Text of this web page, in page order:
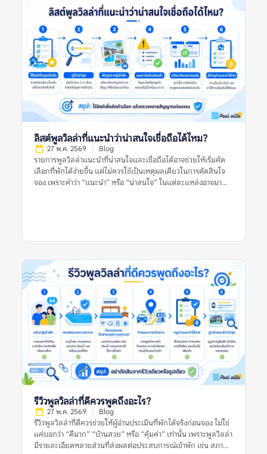
ลิสต์พูลวิลล่าที่แนะนำว่าน่าสนใจเชื่อถือได้ไหม?
27 พ.ค. 2569 Blog
รายการพูลวิลล่าแนะนำที่น่าสนใจและเชื่อถือได้อาจช่วยให้เริ่มคัด
เลือกที่พักได้ง่ายขึ้น แต่ไม่ควรใช้เป็นเหตุผลเดียวในการตัดสินใจ
จอง เพราะคำว่า “แนะนำ” หรือ “น่าสนใจ” ในแต่ละแหล่งอาจมา
จากผู้เข้าพัก ข้อร้องเรียนซ้ำ กฎบ้าน ค่าใช้จ่ายเพิ่มเติม และข้อมูล
หรือรูปเดียว เพราะพูลวิลล่าที่เหมาะกับคนหนึ่งอาจไม่เหมาะกับอีก
กลุ่มหนึ่งเสมอไป รายการพูลวิลล่าแนะนำที่น่าสนใจและเชื่อถือได้
หมายถึงอะไร? รายการพูลวิลล่าแนะนำที่น่าสนใจและเชื่อถือได้
หมายถึงรายชื่อที่พักพูลวิลล่าที่ถูกนำเสนอว่าเหมาะแก่การพิจารณา
โดยอาจคัดจากทำเล ราคา ความนิยม รูปภาพ รีวิว สิ่งอำนวยความ
สะดวก หรือความเหมาะสมกับกลุ่มผู้เข้าพักบางประเภท อย่างไร
ก็ตาม คำว่า “แนะนำ” ไม่ได้แปลว่าที่พักนั้นเหมาะกับทุกคน และไม่
ได้รับประกันว่าประสบการณ์เข้าพักจะตรงกับความคาดหวังเสมอไป
เพราะผู้จองแต่ละกลุ่มมีเงื่อนไขต่างกัน เช่น จำนวนคน งบประมาณ
ความต้องการใช้สระ ความต้องการทำอาหาร ความเงียบสงบ หรือ
ความสะดวกในการเดินทาง ลิสต์แนะนำที่มีคุณภาพควรช่วยให้ผู้
อ่านเห็นเกณฑ์การพิจารณา ไม่ใช่แค่บอกว่าที่พักใด “ดีที่สุด” โดย
ไม่มีเหตุผลประกอบ ยิ่งลิสต์อธิบายเกณฑ์ชัดเจน เช่น เหมาะกับ
ครอบครัว […]
รีวิวพูลวิลล่าที่ดีควรพูดถึงอะไร?
27 พ.ค. 2569 Blog
รีวิวพูลวิลล่าที่ดีควรช่วยให้ผู้อ่านประเมินที่พักได้จริงก่อนจอง ไม่ใช่
แค่บอกว่า “ดีมาก” “บ้านสวย” หรือ “คุ้มค่า” เท่านั้น เพราะพูลวิลล่า
มีรายละเอียดหลายส่วนที่ส่งผลต่อประสบการณ์เข้าพัก เช่น สภาพ